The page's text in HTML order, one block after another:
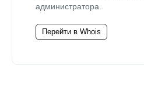
администратора.
Перейти в Whois